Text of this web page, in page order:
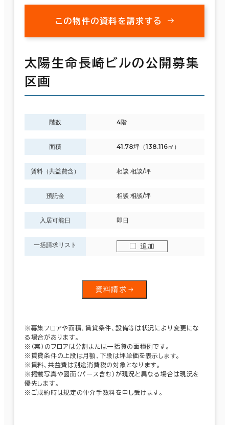
この物件の資料を請求する
太陽生命長崎ビルの公開募集
区画
階数 4階
面積 41.78坪（138.116㎡）
賃料（共益費含） 相談 相談/坪
預託金 相談 相談/坪
入居可能日 即日
一括請求リスト 追加
資料請求
※募集フロアや面積、賃貸条件、設備等は状況により変更にな
る場合があります。
※（案）のフロアは分割または一括貸の面積例です。
※賃貸条件の上段は月額、下段は坪単価を表示します。
※賃料、共益費は別途消費税の対象となります。
※掲載写真や図面（パース含む）が現況と異なる場合は現況を
優先します。
※ご成約時は規定の仲介手数料を申し受けます。